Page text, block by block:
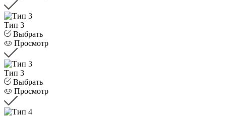
Тип 3
Выбрать
Просмотр
Тип 3
Выбрать
Просмотр